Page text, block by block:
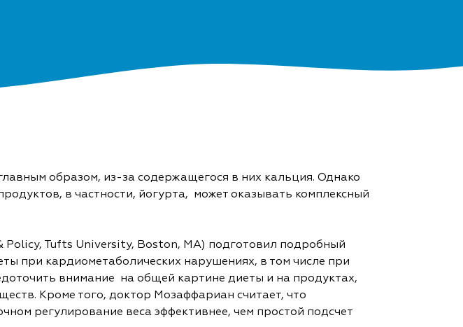
образом, из-за содержащегося в них кальция. Однако
в частности, йогурта, может оказывать комплексный
Tufts University, Boston, MA) подготовил подробный
при кардиометаболических нарушениях, в том числе при
внимание на общей картине диеты и на продуктах,
Кроме того, доктор Мозаффариан считает, что
регулирование веса эффективнее, чем простой подсчет